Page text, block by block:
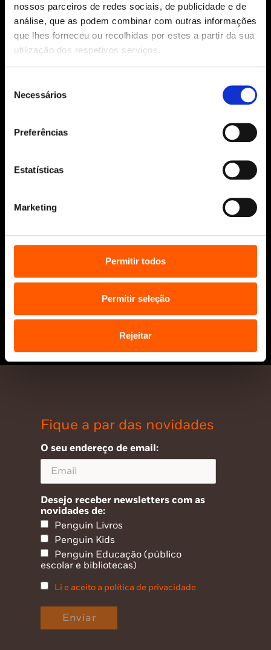
nossos parceiros de redes sociais, de publicidade e de
análise, que as podem combinar com outras informações
que lhes forneceu ou recolhidas por estes a partir da sua
utilização dos respetivos serviços.
Necessários
Preferências
Estatísticas
Marketing
Permitir todos
Permitir seleção
Rejeitar
© 2026 Penguin Random House Grupo Editorial
Unipessoal Lda.
Todos os direitos reservados.
Desenvolvido por Make It Digital
Sobre nós
Bolsas Literárias
* Portes grátis para Portugal Continental
e Ilhas em compras superiores a 25€
Fique a par das novidades
O seu endereço de email:
Desejo receber newsletters com as
novidades de:
Penguin Livros
Penguin Kids
Penguin Educação (público
escolar e bibliotecas)
Li e aceito a política de privacidade